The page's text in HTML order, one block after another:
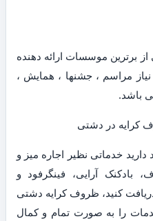
برترین موسسات ارائه دهنده
مراسم ، جشنها ، همایش ،
باشد.
کرایه در دشتی
خدماتی نظیر اجاره میز و
آرایی، فینگرفود و
کنید، ظروف کرایه دشتی
را به صورت تمام و کمال